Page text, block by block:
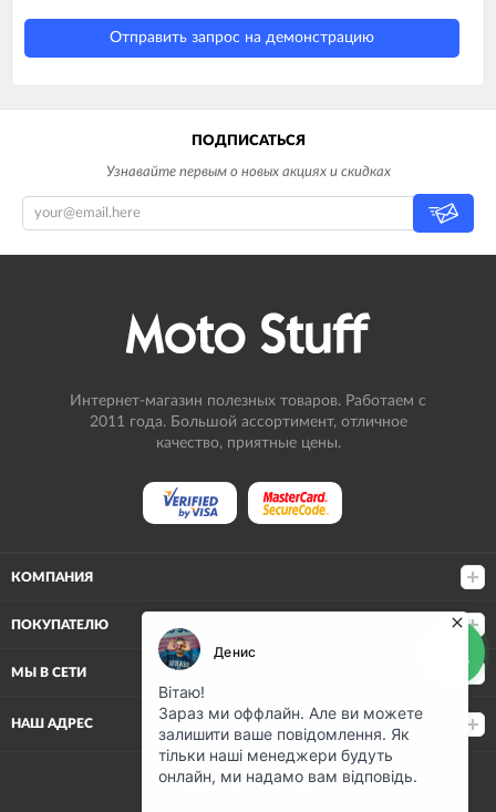
Отправить запрос на демонстрацию
ПОДПИСАТЬСЯ
Узнавайте первым о новых акциях и скидках
Интернет-магазин полезных товаров. Работаем с
2011 года. Большой ассортимент, отличное
качество, приятные цены.
КОМПАНИЯ
ПОКУПАТЕЛЮ
МЫ В СЕТИ
НАШ АДРЕС
(068) 80-500-80